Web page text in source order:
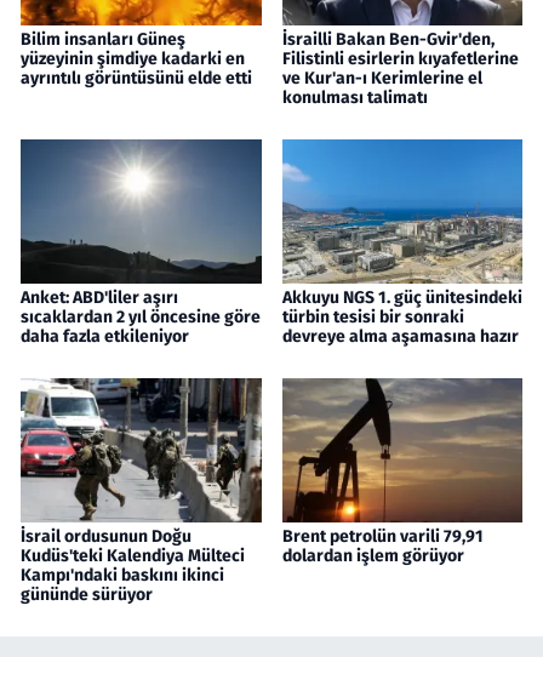
Bilim insanları Güneş
yüzeyinin şimdiye kadarki en
ayrıntılı görüntüsünü elde etti
İsrailli Bakan Ben-Gvir'den,
Filistinli esirlerin kıyafetlerine
ve Kur'an-ı Kerimlerine el
konulması talimatı
Anket: ABD'liler aşırı
sıcaklardan 2 yıl öncesine göre
daha fazla etkileniyor
Akkuyu NGS 1. güç ünitesindeki
türbin tesisi bir sonraki
devreye alma aşamasına hazır
İsrail ordusunun Doğu
Kudüs'teki Kalendiya Mülteci
Kampı'ndaki baskını ikinci
gününde sürüyor
Brent petrolün varili 79,91
dolardan işlem görüyor